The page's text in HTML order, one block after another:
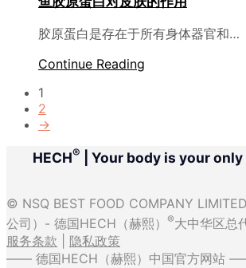
胶原蛋白是存在于所有身体器官和…
Continue Reading
1
2
→
HECH® | Your body is your
© NSQ BEST FOOD COMPANY
公司）- 德国HECH（赫熙）
®大中华区总
服务条款
隐私政策
—— 德国HECH（赫熙）中国官方网站